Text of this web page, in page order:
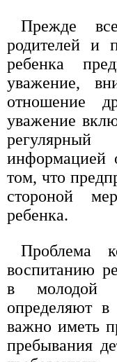
Прежде
родителей и
ребенка
уважение,
отношение
уважение
информацией
том, что
стороной
ребенка.
Проблема
воспитанию
в молодой
определяют в
важно иметь
пребывания